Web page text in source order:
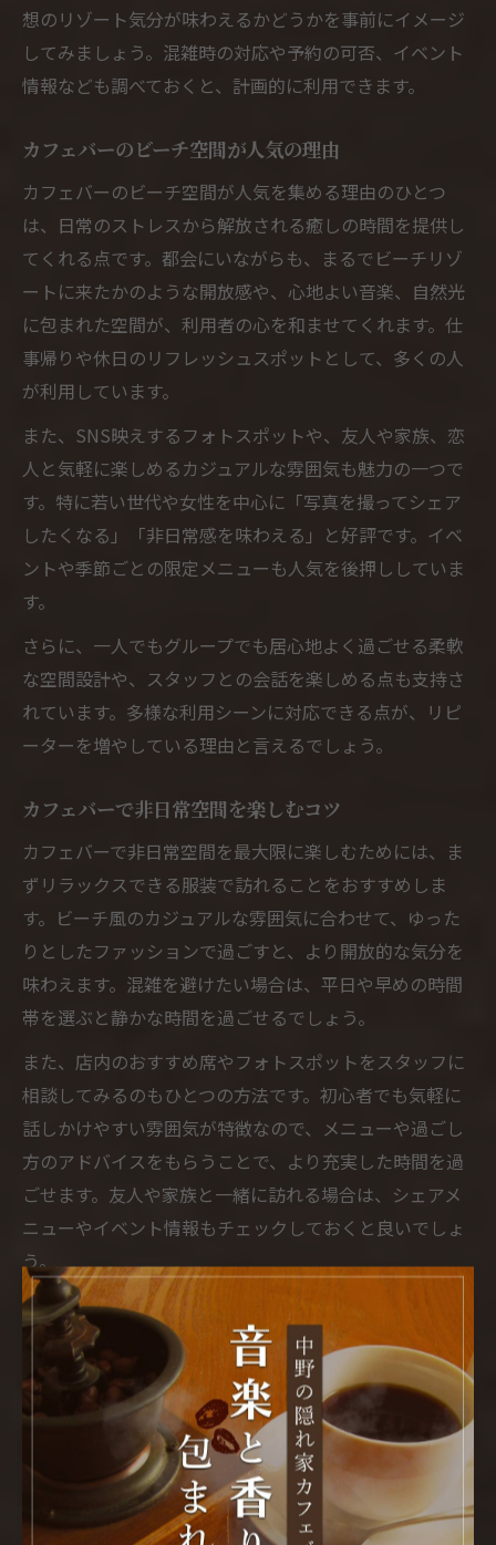
想のリゾート気分が味わえるかどうかを事前にイメージ
してみましょう。混雑時の対応や予約の可否、イベント
情報なども調べておくと、計画的に利用できます。
カフェバーのビーチ空間が人気の理由
カフェバーのビーチ空間が人気を集める理由のひとつ
は、日常のストレスから解放される癒しの時間を提供し
てくれる点です。都会にいながらも、まるでビーチリゾ
ートに来たかのような開放感や、心地よい音楽、自然光
に包まれた空間が、利用者の心を和ませてくれます。仕
事帰りや休日のリフレッシュスポットとして、多くの人
が利用しています。
また、SNS映えするフォトスポットや、友人や家族、恋
人と気軽に楽しめるカジュアルな雰囲気も魅力の一つで
す。特に若い世代や女性を中心に「写真を撮ってシェア
したくなる」「非日常感を味わえる」と好評です。イベ
ントや季節ごとの限定メニューも人気を後押ししていま
す。
さらに、一人でもグループでも居心地よく過ごせる柔軟
な空間設計や、スタッフとの会話を楽しめる点も支持さ
れています。多様な利用シーンに対応できる点が、リピ
ーターを増やしている理由と言えるでしょう。
カフェバーで非日常空間を楽しむコツ
カフェバーで非日常空間を最大限に楽しむためには、ま
ずリラックスできる服装で訪れることをおすすめしま
す。ビーチ風のカジュアルな雰囲気に合わせて、ゆった
りとしたファッションで過ごすと、より開放的な気分を
味わえます。混雑を避けたい場合は、平日や早めの時間
帯を選ぶと静かな時間を過ごせるでしょう。
また、店内のおすすめ席やフォトスポットをスタッフに
相談してみるのもひとつの方法です。初心者でも気軽に
話しかけやすい雰囲気が特徴なので、メニューや過ごし
方のアドバイスをもらうことで、より充実した時間を過
ごせます。友人や家族と一緒に訪れる場合は、シェアメ
ニューやイベント情報もチェックしておくと良いでしょ
う。
最後に、写真撮影やSNS投稿時のマナーにも注意しまし
ょう。周囲のお客様への配慮や、店内ルールを守ること
で、誰もが気持ちよく非日常空間を楽しむことができま
す。自分だけのリラックスタイムを、ビーチ風カフェバ
ーで満喫してみてください。